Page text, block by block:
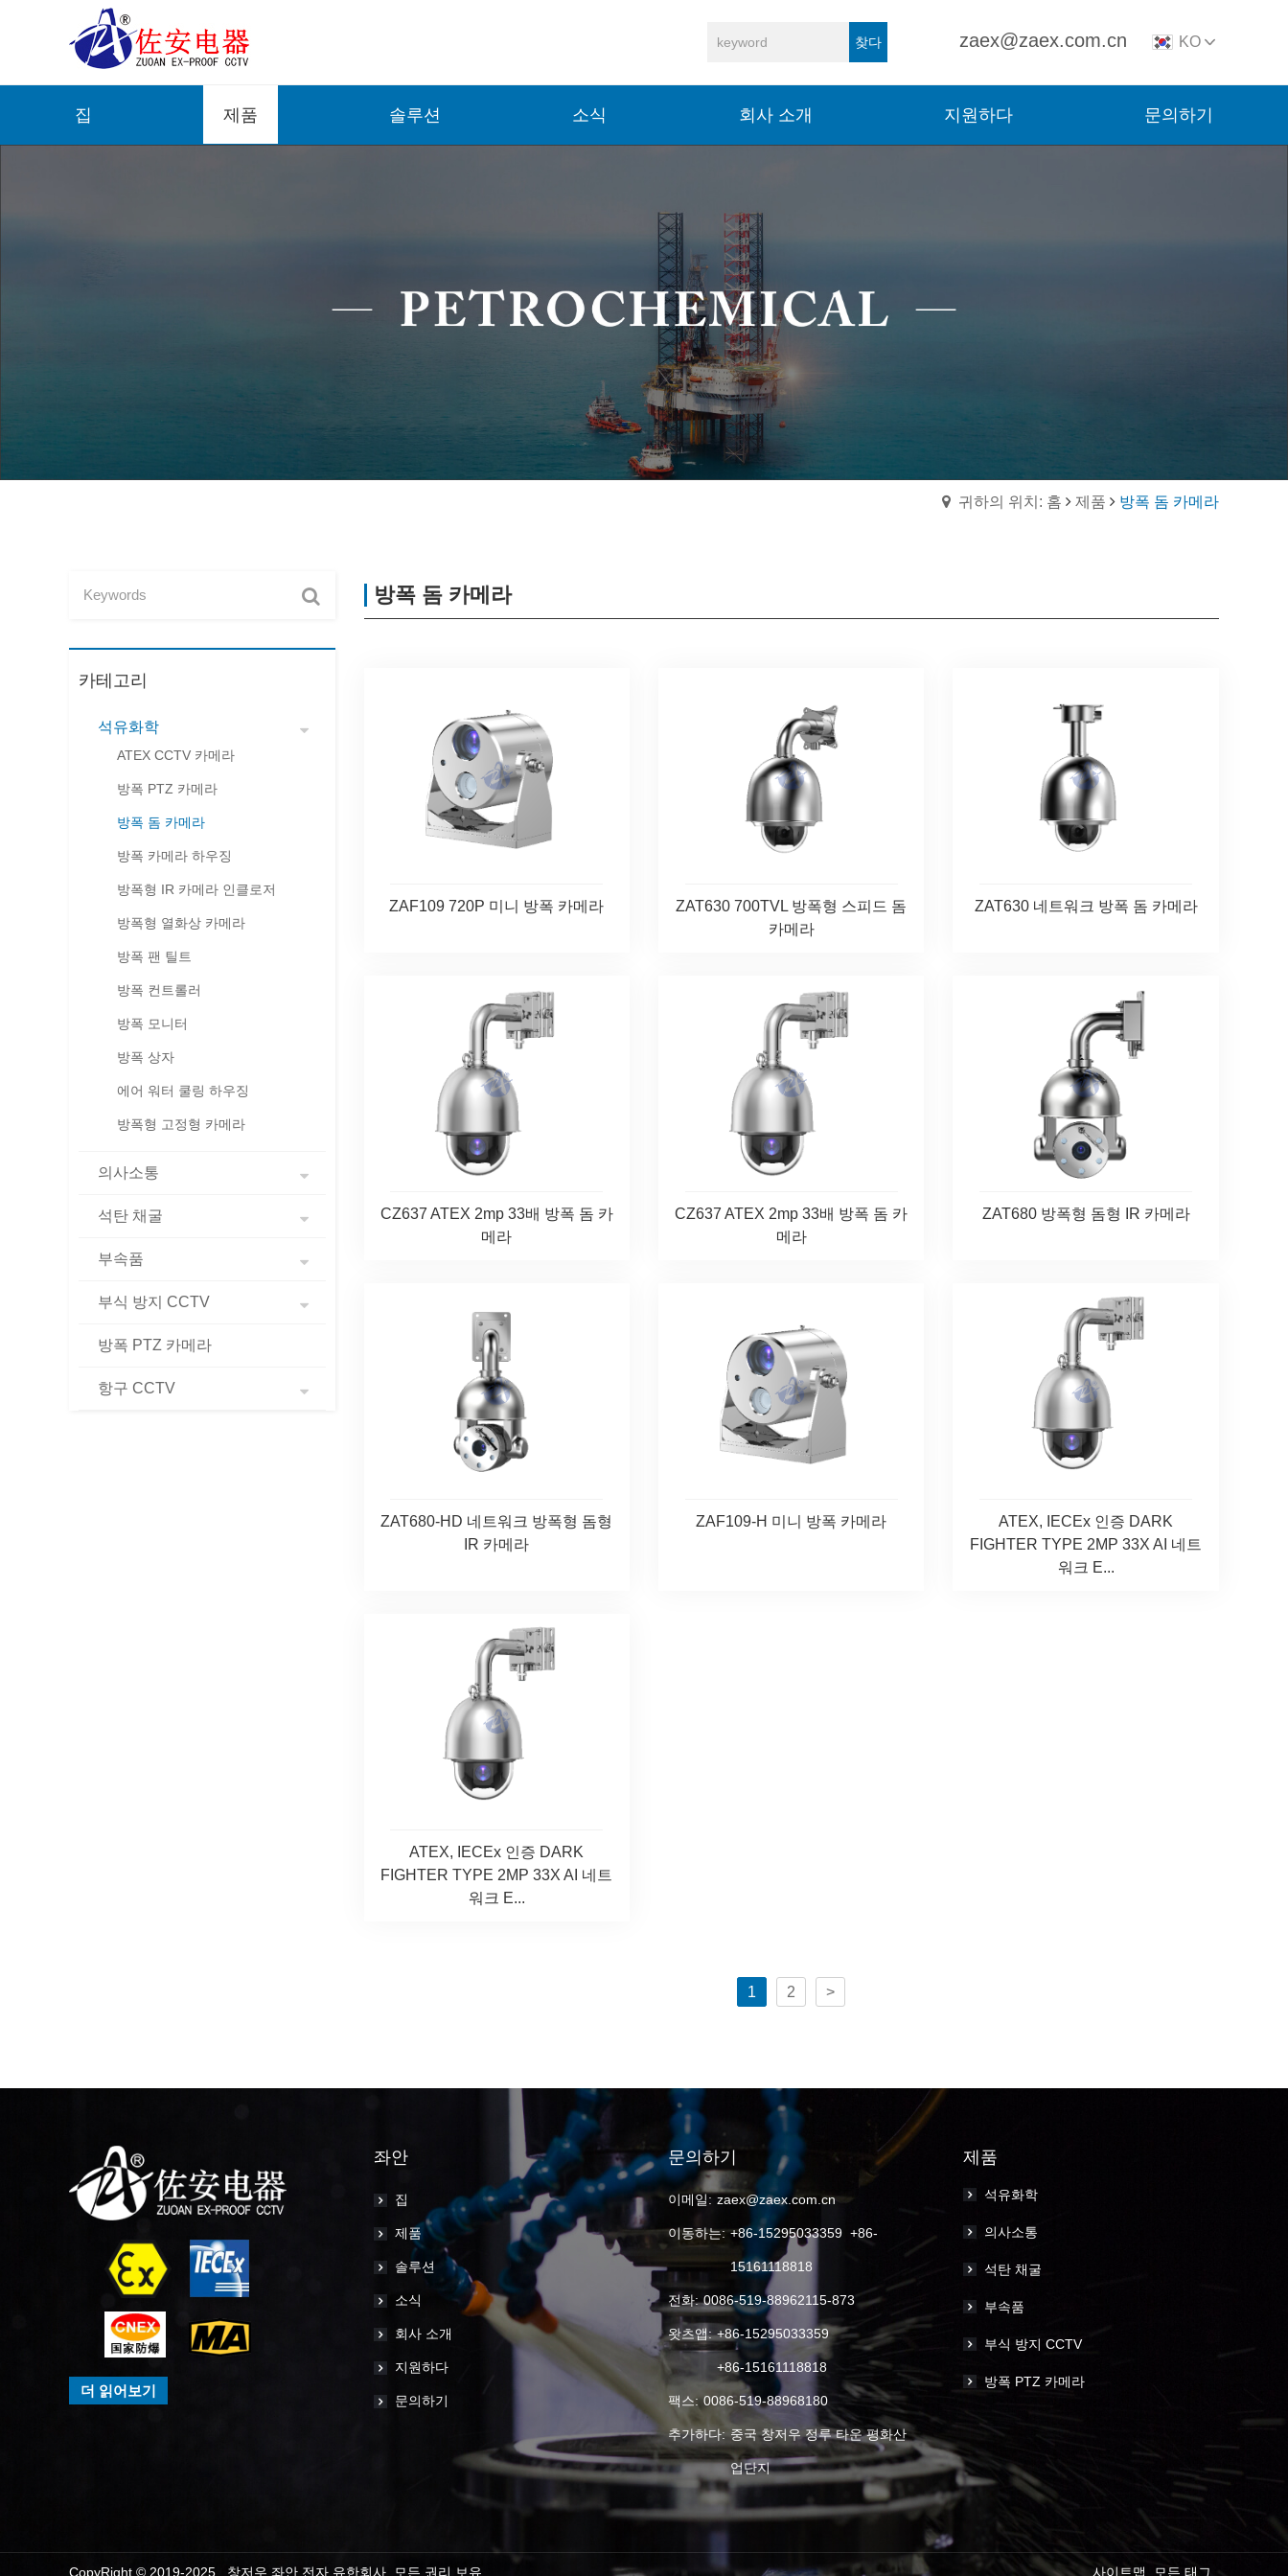
찾다 zaex@zaex.com.cn KO
집 제품 솔루션 소식 회사 소개 지원하다 문의하기
귀하의 위치: 홈 제품 방폭 돔 카메라
카테고리
석유화학
ATEX CCTV 카메라
방폭 PTZ 카메라
방폭 돔 카메라
방폭 카메라 하우징
방폭형 IR 카메라 인클로저
방폭형 열화상 카메라
방폭 팬 틸트
방폭 컨트롤러
방폭 모니터
방폭 상자
에어 워터 쿨링 하우징
방폭형 고정형 카메라
의사소통
석탄 채굴
부속품
부식 방지 CCTV
방폭 PTZ 카메라
항구 CCTV
방폭 돔 카메라
ZAF109 720P 미니 방폭 카메라
ZAT630 700TVL 방폭형 스피드 돔
카메라
ZAT630 네트워크 방폭 돔 카메라
CZ637 ATEX 2mp 33배 방폭 돔 카
메라
CZ637 ATEX 2mp 33배 방폭 돔 카
메라
ZAT680 방폭형 돔형 IR 카메라
ZAT680-HD 네트워크 방폭형 돔형
IR 카메라
ZAF109-H 미니 방폭 카메라
ATEX, IECEx 인증 DARK
FIGHTER TYPE 2MP 33X AI 네트
워크 E...
ATEX, IECEx 인증 DARK
FIGHTER TYPE 2MP 33X AI 네트
워크 E...
1 2 >
더 읽어보기
좌안
집
제품
솔루션
소식
회사 소개
지원하다
문의하기
문의하기
이메일: zaex@zaex.com.cn
이동하는: +86-15295033359 +86-
15161118818
전화: 0086-519-88962115-873
왓츠앱: +86-15295033359
+86-15161118818
팩스: 0086-519-88968180
추가하다: 중국 창저우 정루 타운 평화산
업단지
제품
석유화학
의사소통
석탄 채굴
부속품
부식 방지 CCTV
방폭 PTZ 카메라
CopyRight © 2019-2025 창저우 좌안 전자 유한회사 모든 권리 보유 사이트맵 모든 태그